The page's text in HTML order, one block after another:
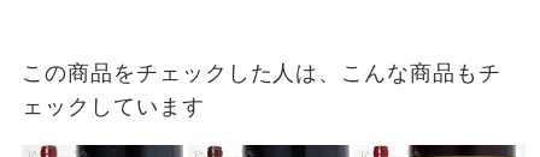
この商品をチェックした人は、こんな商品もチ
ェックしています